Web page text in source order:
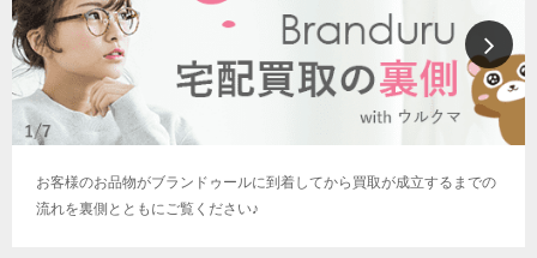
お客様のお品物がブランドゥールに到着してから買取が成立するまでの
流れを裏側とともにご覧ください♪